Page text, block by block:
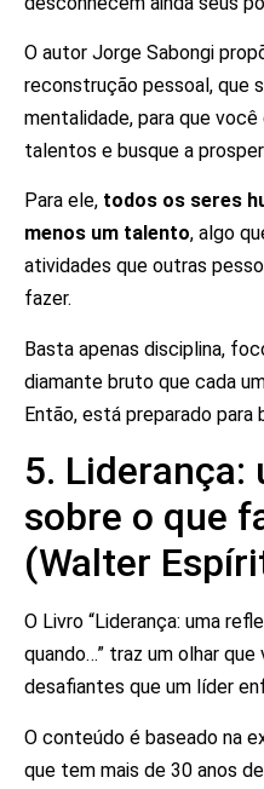
O autor Jorge Sabongi
reconstrução pessoal, que
mentalidade, para que
talentos e busque a
Para ele, todos os seres
menos um talento, algo
atividades que outras
fazer.
Basta apenas disciplina,
diamante bruto que cada
Então, está preparado para
5. Liderança:
sobre o que
(Walter
O Livro “Liderança: uma
quando…” traz um olhar
desafiantes que um líder
O conteúdo é baseado na
que tem mais de 30 anos